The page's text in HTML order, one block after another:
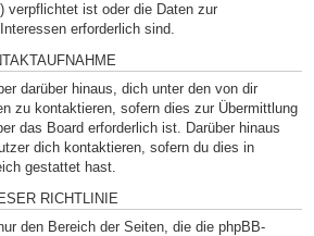
verpflichtet ist oder die Daten zur
erforderlich sind.
darüber hinaus, dich unter den von dir
zu kontaktieren, sofern dies zur Übermittlung
das Board erforderlich ist. Darüber hinaus
dich kontaktieren, sofern du dies in
gestattet hast.
RICHTLINIE
den Bereich der Seiten, die die phpBB-